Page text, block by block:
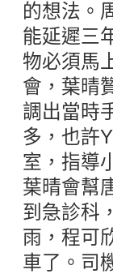
的想法。
能延遲三
物必須馬
會，葉晴
調出當時
多，也許
室，指導
葉晴會幫
到急診科
雨，程可
車了。司